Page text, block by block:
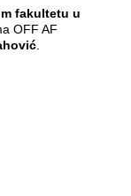
fakultetu u
OFF AF
.